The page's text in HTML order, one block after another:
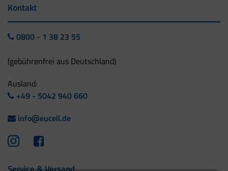
Kontakt
0800 - 1 38 23 55
(gebührenfrei aus Deutschland)
Ausland:
+49 - 5042 940 660
info@eucell.de